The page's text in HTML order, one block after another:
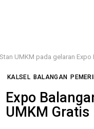
Stan UMKM pada gelaran
KALSEL BALANGAN
Expo
UMKM Gratis